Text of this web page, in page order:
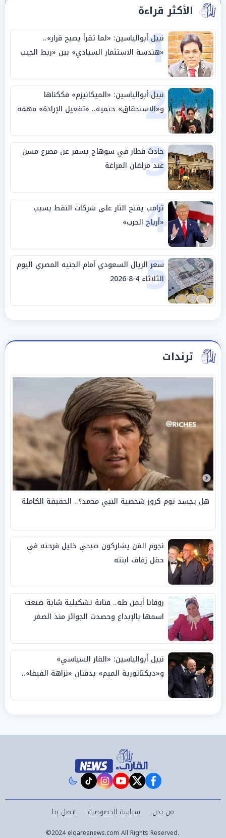
الأكثر قراءة
1
نبيل أبوالياسين: «لما تقرأ يصبح قرار»..
«هندسة الاستثمار السيادي» بين «ربط الجيب
بالوطن» و«سيادة الكلمة»
2
نبيل أبوالياسين: «الميكانيزم» فككناها
و«الاستحقاق» حتمية.. «تفعيل الإرادة» مهمة
الجامعة العربية
3
حادث قطار في سوهاج يسفر عن مصرع مسن
عند مزلقان المراغة
4
ترامب يفتح النار على شركات النفط بسبب
«أرباح الحرب»
5
سعر الريال السعودي أمام الجنيه المصري اليوم
الثلاثاء 4-8-2026
ترندات
هل يجسد توم كروز شخصية النبي محمد؟.. الحقيقة الكاملة
نجوم الفن يشاركون صبحي خليل فرحته في
حفل زفاف ابنته
روفانا أيمن طه.. فنانة تشكيلية شابة صنعت
اسمها بالإبداع وحصدت الجوائز منذ الصغر
نبيل أبوالياسين: «الفار السياسي»
و«ديكتاتورية الميم» يدفنان «نزاهة الفيفا»..
facebook
twitter
youtube
instagram
tiktok
من نحن سياسة الخصوصية اتصل بنا
©2024 elqareanews.com All Rights Reserved.